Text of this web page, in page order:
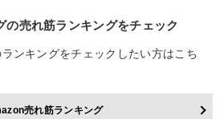
の売れ筋ランキングをチェック
ンキングをチェックしたい方はこち
売れ筋ランキング